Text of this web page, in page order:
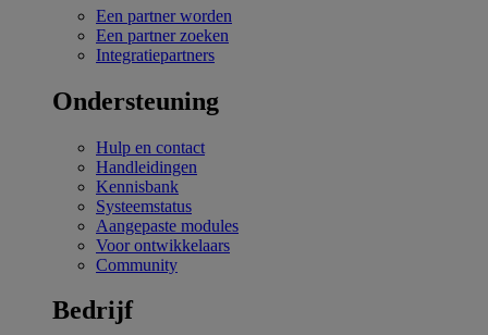
Een partner worden
Een partner zoeken
Integratiepartners
Ondersteuning
Hulp en contact
Handleidingen
Kennisbank
Systeemstatus
Aangepaste modules
Voor ontwikkelaars
Community
Bedrijf